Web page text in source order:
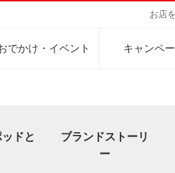
お店
でかけ・イベント キャンペ
ドと
ブランドストーリ
ー